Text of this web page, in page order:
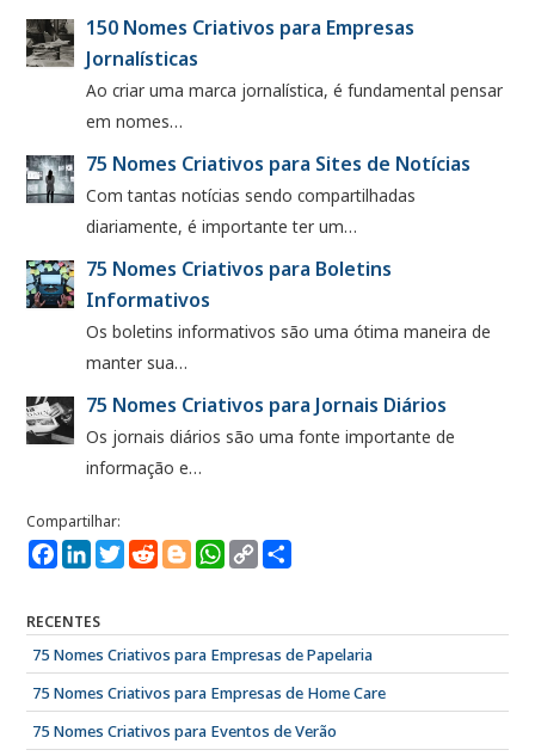
150 Nomes Criativos para Empresas
Jornalísticas
Ao criar uma marca jornalística, é fundamental pensar
em nomes…
75 Nomes Criativos para Sites de Notícias
Com tantas notícias sendo compartilhadas
diariamente, é importante ter um…
75 Nomes Criativos para Boletins
Informativos
Os boletins informativos são uma ótima maneira de
manter sua…
75 Nomes Criativos para Jornais Diários
Os jornais diários são uma fonte importante de
informação e…
Facebook
LinkedIn
TwitterRedditBloggerWhatsApp
Copy
Link
RECENTES
75 Nomes Criativos para Empresas de Papelaria
75 Nomes Criativos para Empresas de Home Care
75 Nomes Criativos para Eventos de Verão